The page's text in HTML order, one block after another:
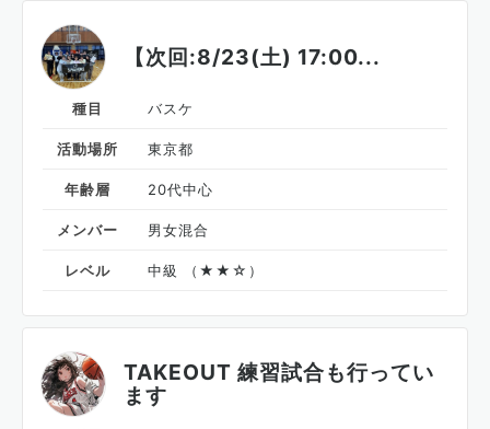
【次回:8/23(土) 17:00...
種目 バスケ
活動場所 東京都
年齢層 20代中心
メンバー 男女混合
レベル 中級 （★★☆）
TAKEOUT 練習試合も行ってい
ます